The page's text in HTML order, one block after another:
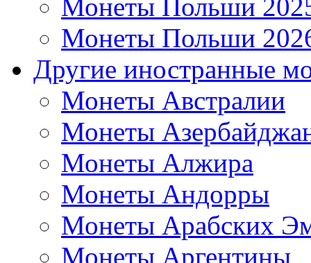
Монеты Польши
Монеты Польши
Другие иностранные
Монеты Австралии
Монеты
Монеты Алжира
Монеты Андорры
Монеты Арабских
Монеты Аргентины